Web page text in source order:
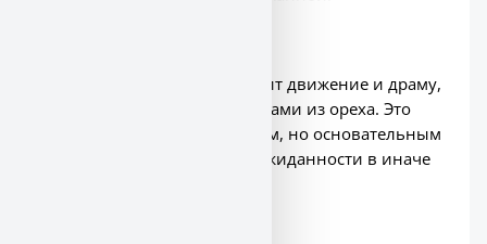
В баре Fantasy Quartzite вводит движение и драму,
красиво контрастируя с шкафами из ореха. Это
сочетание ощущается дерзким, но основательным
— умышленный момент неожиданности в иначе